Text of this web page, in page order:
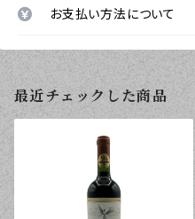
お支払い方法について
最近チェックした商品